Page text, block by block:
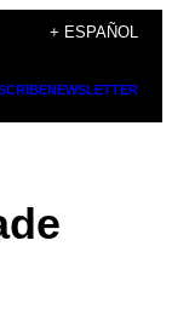
+ ESPAÑOL
NEWSLETTER